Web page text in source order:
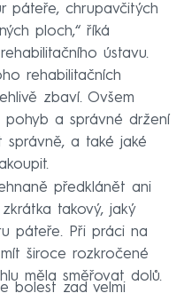
páteře, chrupavčitých
ploch,“ říká
ústavu.
rehabilitačních
zbaví. Ovšem
pohyb a správné držení
správně, a také jaké
předklánět ani
takový, jaký
páteře. Při práci na
široce rozkročené
měla směřovat dolů.
bolest zad velmi